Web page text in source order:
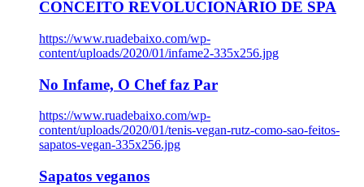
CONCEITO REVOLUCIONÁRIO DE SPA
https://www.ruadebaixo.com/wp-
content/uploads/2020/01/infame2-335x256.jpg
No Infame, O Chef faz Par
https://www.ruadebaixo.com/wp-
content/uploads/2020/01/tenis-vegan-rutz-como-sao-feitos-
sapatos-vegan-335x256.jpg
Sapatos veganos